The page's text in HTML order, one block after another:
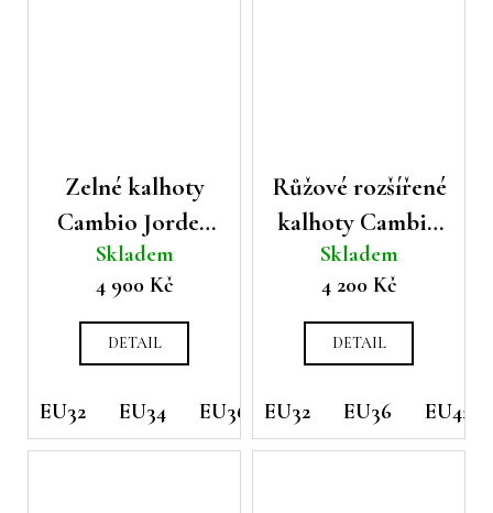
Zelné kalhoty
Cambio Jorden
teplákového
stříhu
Skladem
4 900 Kč
DETAIL
EU32 EU34 EU36 EU38 EU46
Růžové rozšířené
kalhoty Cambio
Farah
Skladem
4 200 Kč
DETAIL
EU32 EU36 EU42